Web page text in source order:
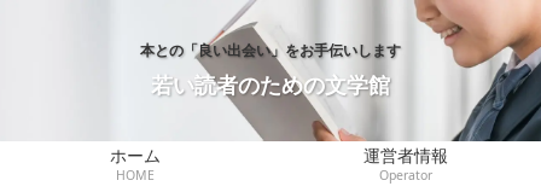
本との「良い出会い」をお手伝いします
若い読者のための文学館
ホーム
HOME
運営者情報
Operator